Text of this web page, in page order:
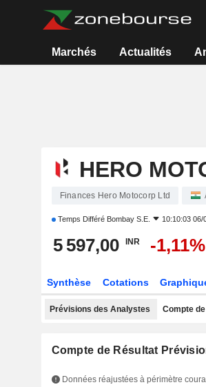
Marchés Actualités
HERO
Finances Hero Motocorp Ltd
Temps Différé Bombay S.E. 10:10:03 06/
5 597,00 INR -1,11%
Synthèse Cotations
Prévisions des Analystes Compte
Compte de Résultat
Données réajustées à périmètre